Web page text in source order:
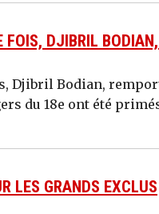
FOIS, DJIBRIL
Djibril Bodian,
du 18e ont été
LES GRANDS EXCLUS